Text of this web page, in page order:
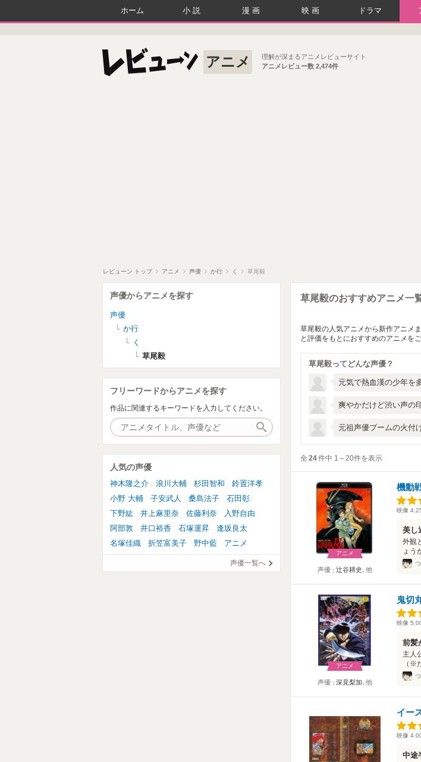
ホーム 小説 漫画 映画 ドラマ
アニメ
理解が深まるアニメレビューサイト
アニメレビュー数 2,474件
レビューン トップ アニメ 声優 か行 く 草尾毅
草尾毅のおすすめアニメ一
草尾毅の人気アニメから新作アニメ
と評価をもとにおすすめのアニメを
草尾毅ってどんな声優？
元気で熱血漢の少年を
爽やかだけど渋い声の
元祖声優ブームの火付
全 24件中 1～20件を表示
アニメ
声優 辻谷耕史､他
機動
映像
美し
外観
ょう
アニメ
声優 深見梨加､他
鬼切
映像
前髪
主人
（※
イー
映像
中途
声優からアニメを探す
声優
か行
く
草尾毅
フリーワードからアニメを探す
作品に関連するキーワードを入力してください。
人気の声優
神木隆之介 浪川大輔 杉田智和
鈴置洋孝
小野 大輔
子安武人 桑島法子
石田彰
下野紘
井上麻里奈 佐藤利奈
入野自由
阿部敦
井口裕香 石塚運昇
逢坂良太
名塚佳織
折笠富美子 野中藍 アニメ
声優一覧へ